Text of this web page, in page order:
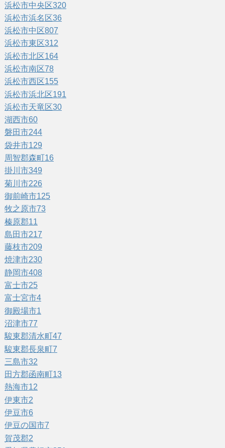
浜松市中央区320
浜松市浜名区36
浜松市中区807
浜松市東区312
浜松市北区164
浜松市南区78
浜松市西区155
浜松市浜北区191
浜松市天竜区30
湖西市60
磐田市244
袋井市129
周智郡森町16
掛川市349
菊川市226
御前崎市125
牧之原市73
榛原郡11
島田市217
藤枝市209
焼津市230
静岡市408
富士市25
富士宮市4
御殿場市1
沼津市77
駿東郡清水町47
駿東郡長泉町7
三島市32
田方郡函南町13
熱海市12
伊東市2
伊豆市6
伊豆の国市7
賀茂郡2